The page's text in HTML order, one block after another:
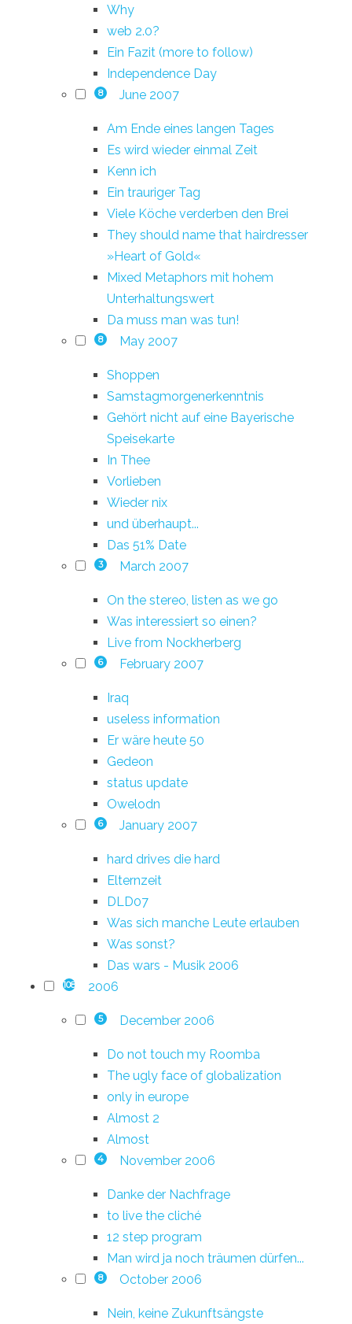
Why
web 2.0?
Ein Fazit (more to follow)
Independence Day
8 June 2007
Am Ende eines langen Tages
Es wird wieder einmal Zeit
Kenn ich
Ein trauriger Tag
Viele Köche verderben den Brei
They should name that hairdresser
»Heart of Gold«
Mixed Metaphors mit hohem
Unterhaltungswert
Da muss man was tun!
8 May 2007
Shoppen
Samstagmorgenerkenntnis
Gehört nicht auf eine Bayerische
Speisekarte
In Thee
Vorlieben
Wieder nix
und überhaupt...
Das 51% Date
3 March 2007
On the stereo, listen as we go
Was interessiert so einen?
Live from Nockherberg
6 February 2007
Iraq
useless information
Er wäre heute 50
Gedeon
status update
Owelodn
6 January 2007
hard drives die hard
Elternzeit
DLD07
Was sich manche Leute erlauben
Was sonst?
Das wars - Musik 2006
108 2006
5 December 2006
Do not touch my Roomba
The ugly face of globalization
only in europe
Almost 2
Almost
4 November 2006
Danke der Nachfrage
to live the cliché
12 step program
Man wird ja noch träumen dürfen...
8 October 2006
Nein, keine Zukunftsängste